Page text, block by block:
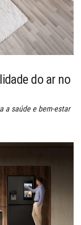
do ar no
a saúde e bem-estar